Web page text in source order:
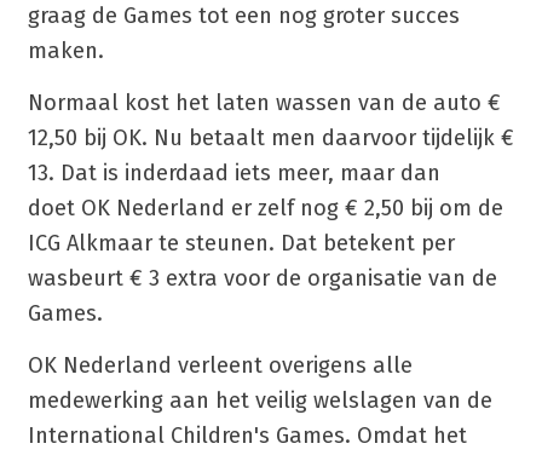
graag de Games tot een nog groter succes
maken.
Normaal kost het laten wassen van de auto €
12,50 bij OK. Nu betaalt men daarvoor tijdelijk €
13. Dat is inderdaad iets meer, maar dan
doet OK Nederland er zelf nog € 2,50 bij om de
ICG Alkmaar te steunen. Dat betekent per
wasbeurt € 3 extra voor de organisatie van de
Games.
OK Nederland verleent overigens alle
medewerking aan het veilig welslagen van de
International Children's Games. Omdat het